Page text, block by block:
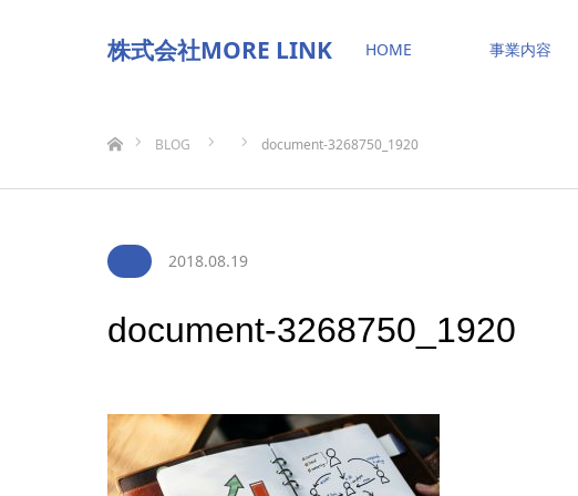
株式会社MORE LINK HOME 事業内容
BLOG
document-3268750_1920
2018.08.19
document-3268750_1920